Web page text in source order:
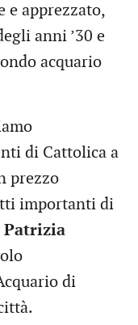
e apprezzato,
anni ’30 e
acquario
di Cattolica a
prezzo
importanti di
Patrizia
di